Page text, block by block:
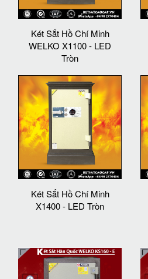
Két Sắt Hồ Chí Minh
WELKO X1100 - LED
Tròn
Két Sắt Hồ Chí Minh
X1400 - LED Tròn